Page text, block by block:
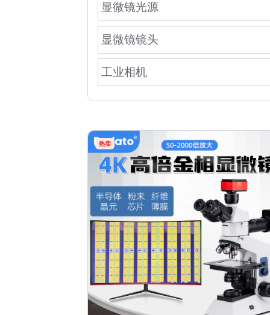
显微镜光源
显微镜镜头
工业相机
热卖